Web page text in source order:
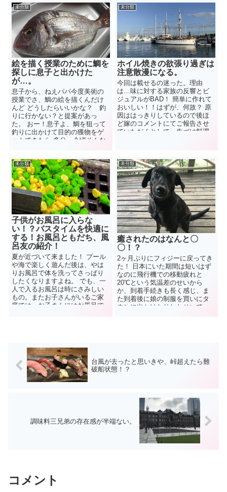
未分類
絵を描く授業のために鯛を
探しに息子と出かけた
が…。
息子から、ねえパパ今度美術の
授業でさ、鯛の絵を描くんだけ
んど どうしたらいいかな？ 釣
りに行かない？と提案があっ
た。 おー！息子よ、鯛を狙って
釣りに出かけて目的の獲物をゲ
ットできたら 多分、今頃そんな
未分類
ホイル焼きの欲張り過ぎは
注意散漫になる。
今回は載せるの迷った。理由
は…味に対する家族の反響とビ
ジュアルがBAD！ 簡単に作れて
おいしい！！はずが、何故？ 原
因ははっきりしているので後ほ
ど嫁のコメントにてご報告させ
ていただくとして、先づは料理
未分類
子供がお風呂に入らな
い！？バスタイムを快適に
する！お風呂ともだち、風
呂友の紹介！
夏が近づいて来ました！ プール
や海で楽しく遊んだ後は、やは
りお風呂で体を洗ってさっぱり
したくなりますよね。 でも、一
人で入るお風呂は時にさみしい
もの。またお子さんがいるご家
庭では、お子さんにはお風呂で
未分類
癒されたのはなんと〇
〇！？
2ヶ月ぶりにフィジーに戻ってき
た！ 日本にいた期間は短いはず
なのに飛行機での移動疲れと
20℃という気温差のせいから
か、到着手続きも長く感じ、ま
た到着後に娘の制服を買いにタ
ウンに出かけたりしたせいで、
台風が去ったと思いきや、峠超えたら難
破船状態！？
調味料三兄弟の存在感が半端ない。
コメント